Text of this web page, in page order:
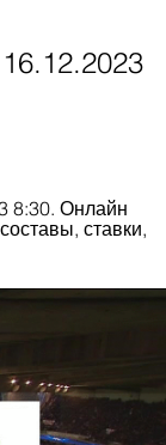
8:30. Онлайн
ставки,